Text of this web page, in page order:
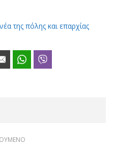
της πόλης και επαρχίας
Email WhatsApp